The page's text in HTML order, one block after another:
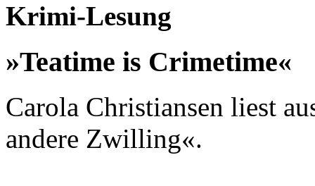
Krimi-Lesung
»Teatime is Crimetime«
Carola Christiansen liest
andere Zwilling«.